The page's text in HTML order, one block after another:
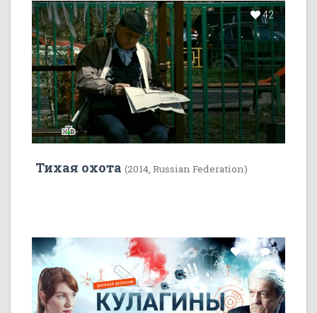
42
Тихая охота (2014, Russian Federation)
22 5